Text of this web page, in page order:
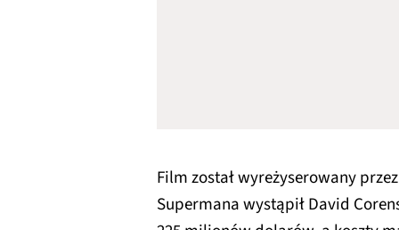
Film został wyreżyserowany
Supermana wystąpił David